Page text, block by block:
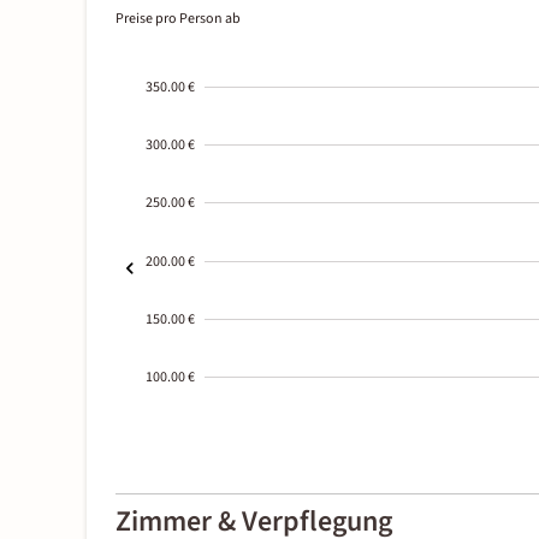
Preise pro Person ab
350.00 €
300.00 €
250.00 €
200.00 €
150.00 €
100.00 €
01-02
Zimmer & Verpflegung